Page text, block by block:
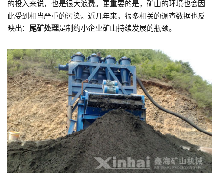
的投入来说，也是很大浪费。更重要的是，矿山的环境也会因
此受到相当严重的污染。近几年来，很多相关的调查数据也反
映出： 尾矿处理是制约小企业矿山持续发展的瓶颈。